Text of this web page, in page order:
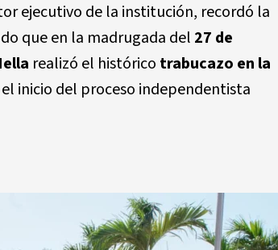
ejecutivo de la institución, recordó la
que en la madrugada del 27 de
realizó el histórico trabucazo en la
inicio del proceso independentista